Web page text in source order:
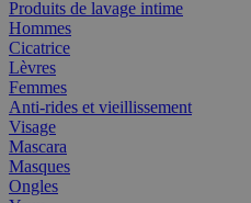
Produits de lavage intime
Hommes
Cicatrice
Lèvres
Femmes
Anti-rides et vieillissement
Visage
Mascara
Masques
Ongles